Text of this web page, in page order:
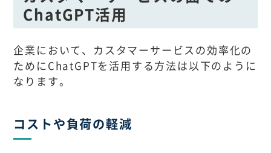
ChatGPT活用
企業において、カスタマーサービスの効率化の
ためにChatGPTを活用する方法は以下のように
なります。
コストや負荷の軽減